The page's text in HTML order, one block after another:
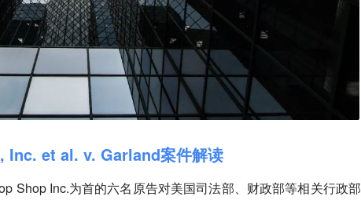
Inc. et al. v. Garland案件解读
Shop Inc.为首的六名原告对美国司法部、财政部等相关行政部